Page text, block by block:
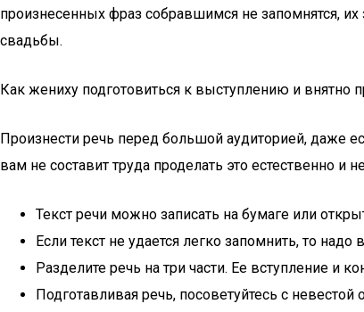
произнесенных фраз собравшимся не запомнятся,
свадьбы.
Как жениху подготовиться к выступлению и внятно
Произнести речь перед большой аудиторией, даже
вам не составит труда проделать это естественно и
Текст речи можно записать на бумаге или
Если текст не удается легко запомнить, то
Разделите речь на три части. Ее вступление и
Подготавливая речь, посоветуйтесь с